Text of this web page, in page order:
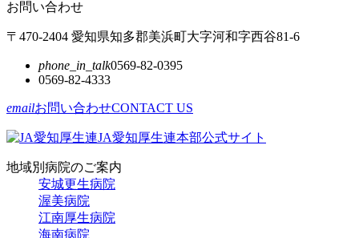
お問い合わせ
〒470-2404 愛知県知多郡美浜町大字河和字西谷81-6
phone_in_talk0569-82-0395
0569-82-4333
emailお問い合わせCONTACT US
JA愛知厚生連本部公式サイト
地域別病院のご案内
安城更生病院
渥美病院
江南厚生病院
海南病院